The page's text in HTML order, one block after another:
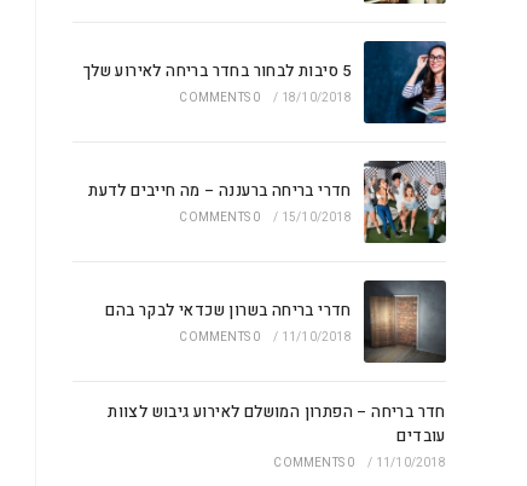
5 סיבות לבחור בחדר בריחה לאירוע שלך
18/10/2018
/
0 COMMENTS
חדרי בריחה ברעננה – מה חייבים לדעת
15/10/2018
/
0 COMMENTS
חדרי בריחה בשרון שכדאי לבקר בהם
11/10/2018
/
0 COMMENTS
חדר בריחה – הפתרון המושלם לאירוע גיבוש לצוות
עובדים
11/10/2018
/
0 COMMENTS